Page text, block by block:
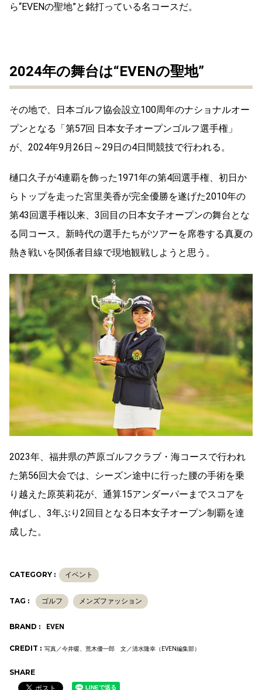
ら“EVENの聖地”と銘打っている名コースだ。
2024年の舞台は“EVENの聖地”
その地で、日本ゴルフ協会設立100周年のナショナルオー
プンとなる「第57回 日本女子オープンゴルフ選手権」
が、2024年9月26日～29日の4日間競技で行われる。
樋口久子が4連覇を飾った1971年の第4回選手権、初日か
らトップを走った宮里美香が完全優勝を遂げた2010年の
第43回選手権以来、3回目の日本女子オープンの舞台とな
る同コース。新時代の選手たちがツアーを席巻する真夏の
熱き戦いを関係者目線で現地観戦しようと思う。
2023年、福井県の芦原ゴルフクラブ・海コースで行われ
た第56回大会では、シーズン途中に行った腰の手術を乗
り越えた原英莉花が、通算15アンダーパーまでスコアを
伸ばし、3年ぶり2回目となる日本女子オープン制覇を達
成した。
CATEGORY : イベント
TAG : ゴルフ メンズファッション
BRAND : EVEN
CREDIT : 写真／今井暖、荒木優一郎 文／清水隆幸（EVEN編集部）
SHARE